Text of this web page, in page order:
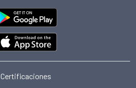
Certificaciones